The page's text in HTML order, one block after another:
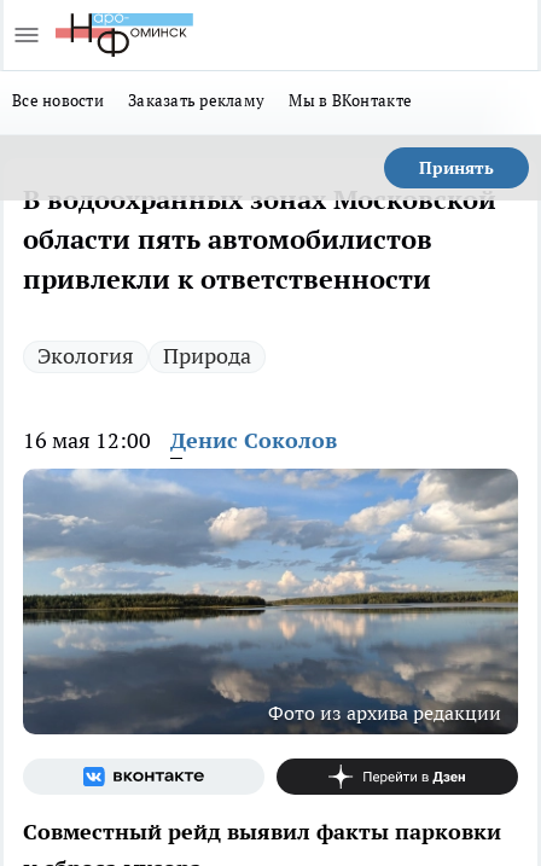
Все новости Заказать рекламу Мы в ВКонтакте
Принять
В водоохранных зонах Московской
области пять автомобилистов
привлекли к ответственности
Экология Природа
16 мая 12:00 Денис Соколов
Фото из архива редакции
Совместный рейд выявил факты парковки